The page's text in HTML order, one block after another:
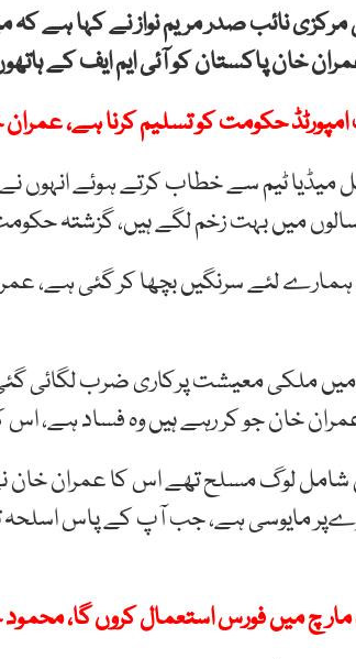
نائب صدر مریم نواز نے کہا ہے
خان پاکستان کو آئی ایم ایف کے
حکومت کو تسلیم کرنا ہے،
ٹیم سے خطاب کرتے ہوئے انہوں
میں بہت زخم لگے ہیں، گزشتہ
لئے سرنگیں بچھا کر گئی ہے،
ملکی معیشت پرکاری ضرب لگائی
خان جو کر رہے ہیں وہ فساد ہے، اس
شامل لوگ مسلح تھے اس کا عمران
مایوسی ہے، جب آپ کے پاس
چ میں فورس استعمال کروں گا،